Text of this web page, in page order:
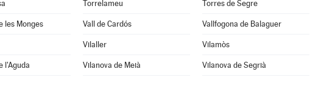
Torrelameu Torres de Segre
les Monges Vall de Cardós Vallfogona de Balaguer
Vilaller Vilamòs
l'Aguda Vilanova de Meià Vilanova de Segrià